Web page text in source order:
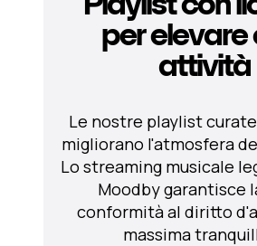
Le nostre playlist
migliorano l'atmosfera
Lo streaming musicale
Moodby garantisce
conformità al diritto
massima
per elevare
attività